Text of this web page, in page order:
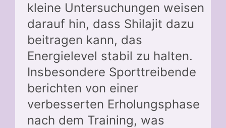
kleine Untersuchungen weisen
darauf hin, dass Shilajit dazu
beitragen kann, das
Energielevel stabil zu halten.
Insbesondere Sporttreibende
berichten von einer
verbesserten Erholungsphase
nach dem Training, was